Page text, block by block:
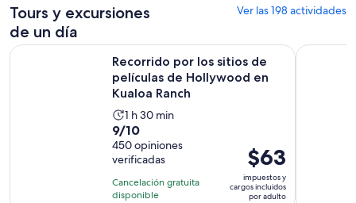
Tours y excursiones
de un día
Ver las 198 actividades
Recorrido por los sitios de
películas de Hollywood en
Kualoa Ranch
La
actividad
dura
1
hora
y
1 h 30 min
9.0
de
10
con
450
9/10
450 opiniones
verificadas
Cancelación gratuita
disponible
El
precio
es
$63
impuestos y
cargos incluidos
por adulto
Recorrido por los sitios de películas de Hollywood enBuceo en